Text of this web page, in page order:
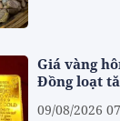
Giá vàng
Đồng loạt
09/08/2026